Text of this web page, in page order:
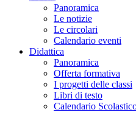
Panoramica
Le notizie
Le circolari
Calendario eventi
Didattica
Panoramica
Offerta formativa
I progetti delle classi
Libri di testo
Calendario